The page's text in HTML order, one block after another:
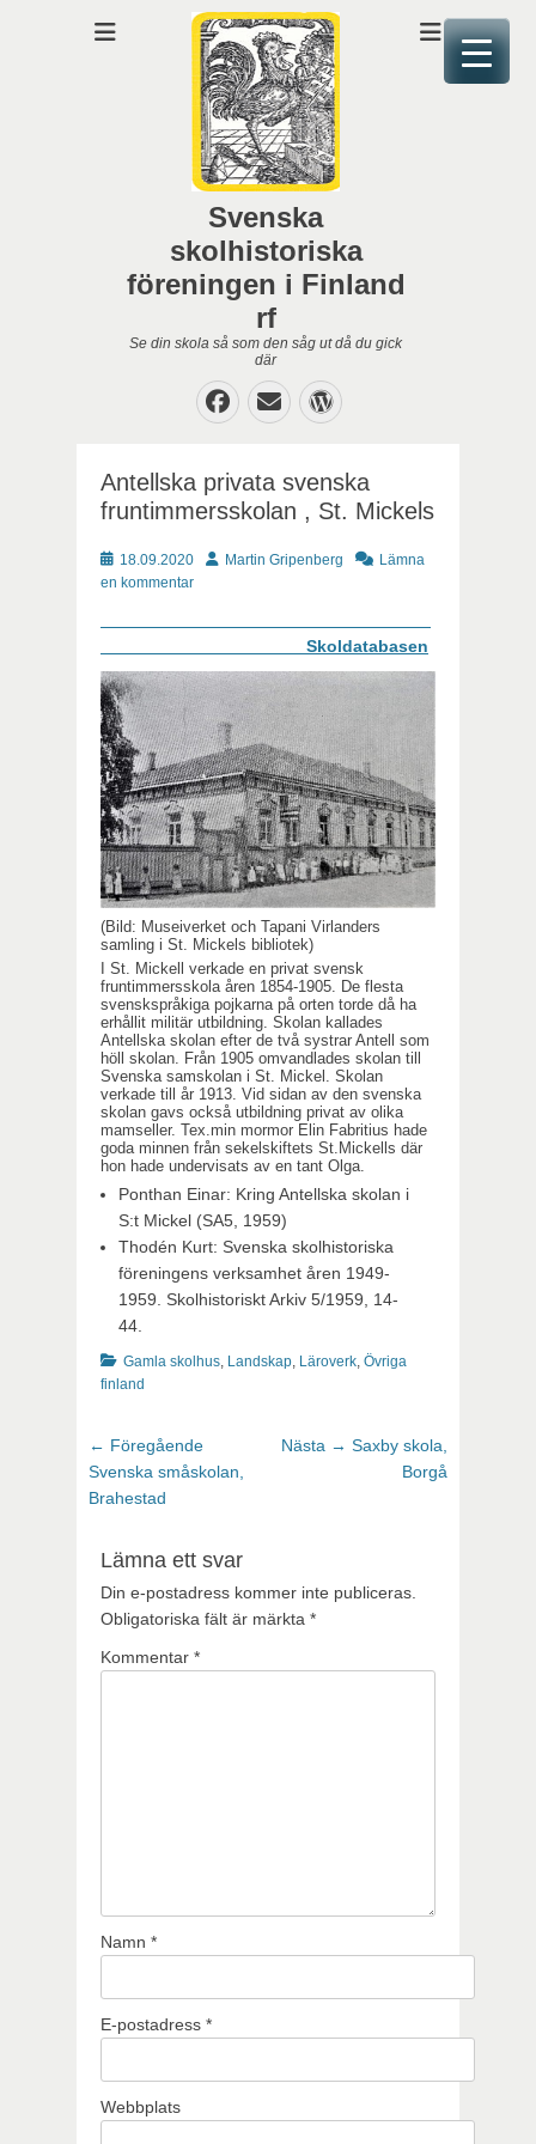
Svenska
skolhistoriska
föreningen i Finland
rf
Se din skola så som den såg ut då du gick
där
Facebook
E-
post
WordPress
Antellska privata svenska
fruntimmersskolan , St. Mickels
Publicerat
18.09.2020 Författare
Martin Gripenberg
Lämna
en kommentar
Skoldatabasen
(Bild: Museiverket och Tapani Virlanders
samling i St. Mickels bibliotek)
I St. Mickell verkade en privat svensk
fruntimmersskola åren 1854-1905. De flesta
svenskspråkiga pojkarna på orten torde då ha
erhållit militär utbildning. Skolan kallades
Antellska skolan efter de två systrar Antell som
höll skolan. Från 1905 omvandlades skolan till
Svenska samskolan i St. Mickel. Skolan
verkade till år 1913. Vid sidan av den svenska
skolan gavs också utbildning privat av olika
mamseller. Tex.min mormor Elin Fabritius hade
goda minnen från sekelskiftets St.Mickells där
hon hade undervisats av en tant Olga.
Ponthan Einar: Kring Antellska skolan i
S:t Mickel (SA5, 1959)
Thodén Kurt: Svenska skolhistoriska
föreningens verksamhet åren 1949-
1959. Skolhistoriskt Arkiv 5/1959, 14-
44.
Kategorier
Gamla skolhus, Landskap, Läroverk, Övriga
finland
Inläggsnavigering
← FöregåendeFöregående
inlägg:
Svenska småskolan,
Brahestad
Nästa → Nästa
Saxby skola,
Borgå
Lämna ett svar
Din e-postadress kommer inte publiceras.
Obligatoriska fält är märkta *
Kommentar *
Namn *
E-postadress *
Webbplats